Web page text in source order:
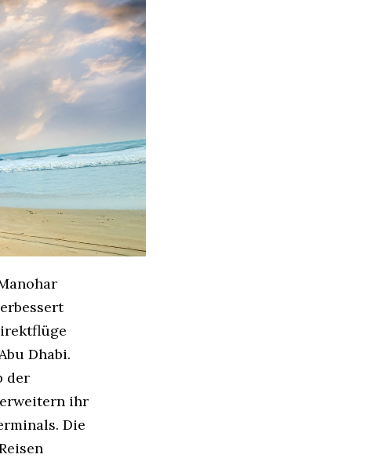
Dhabi.
der
ihr
Die